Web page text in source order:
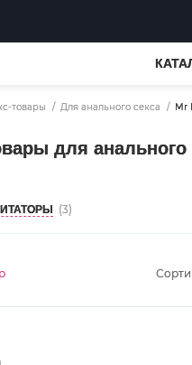
товары Для анального секса Mr
для анального
(3)